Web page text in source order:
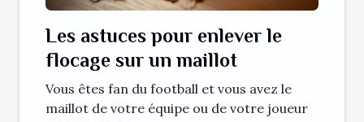
Les astuces pour enlever le
flocage sur un maillot
Vous êtes fan du football et vous avez le
maillot de votre équipe ou de votre joueur